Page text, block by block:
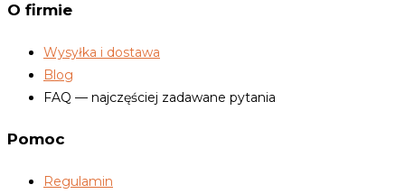
O firmie
Wysyłka i dostawa
Blog
FAQ — najczęściej zadawane pytania
Pomoc
Regulamin